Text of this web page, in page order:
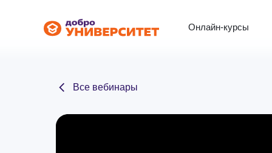
Онлайн-курсы
Все вебинары